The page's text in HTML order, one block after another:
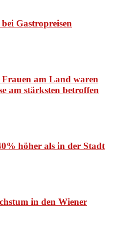
Gastropreisen
am Land waren
am stärksten betroffen
höher als in der Stadt
in den Wiener